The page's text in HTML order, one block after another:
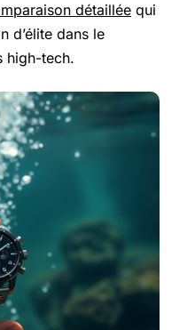
détaillée qui
d’élite dans le
high-tech.